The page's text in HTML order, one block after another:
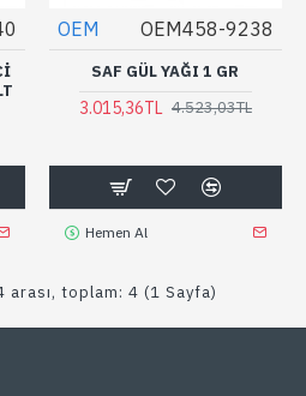
OEM OEM458-9238
SAF GÜL YAĞI 1 GR
3.015,36TL 4.523,03TL
Hemen Al
toplam: 4 (1 Sayfa)